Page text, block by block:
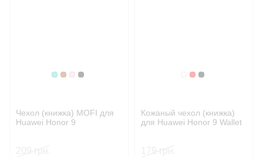
Бирюзовый
Коричневый
Розовый
Черный
Чехол (книжка) MOFI для
Huawei Honor 9
Белый
Красный
Черный
Кожаный чехол (книжка)
для Huawei Honor 9 Wallet